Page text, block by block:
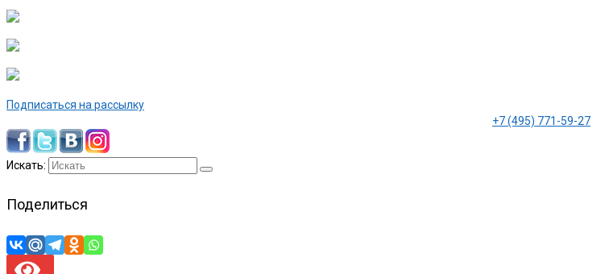
Подписаться на рассылку
+7 (495) 771-59-27
Искать:
Поделиться